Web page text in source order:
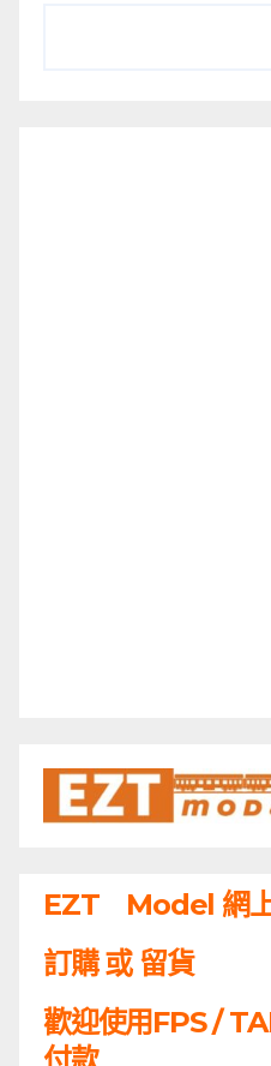
EZT Model 網
訂購 或 留貨
歡迎使用FPS /